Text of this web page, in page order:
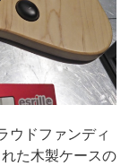
ウドファンディ
た木製ケースの